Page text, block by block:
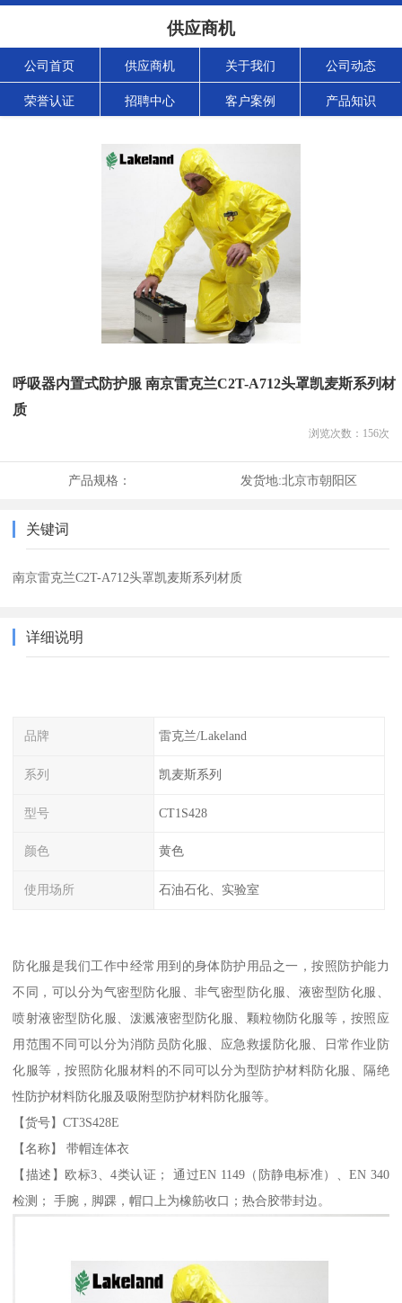
供应商机
公司首页 供应商机 关于我们 公司动态
荣誉认证 招聘中心 客户案例 产品知识
呼吸器内置式防护服 南京雷克兰C2T-A712头罩凯麦斯系列材
质
浏览次数： 156次
产品规格： 发货地:北京市朝阳区
关键词
南京雷克兰C2T-A712头罩凯麦斯系列材质
详细说明
品牌 雷克兰/Lakeland
系列 凯麦斯系列
型号 CT1S428
颜色 黄色
使用场所 石油石化、实验室
防化服是我们工作中经常用到的身体防护用品之一，按照防护能力
不同，可以分为气密型防化服、非气密型防化服、液密型防化服、
喷射液密型防化服、泼溅液密型防化服、颗粒物防化服等，按照应
用范围不同可以分为消防员防化服、应急救援防化服、日常作业防
化服等，按照防化服材料的不同可以分为型防护材料防化服、隔绝
性防护材料防化服及吸附型防护材料防化服等。
【货号】CT3S428E
【名称】 带帽连体衣
【描述】欧标3、4类认证； 通过EN 1149（防静电标准）、EN 340
检测； 手腕，脚踝，帽口上为橡筋收口；热合胶带封边。